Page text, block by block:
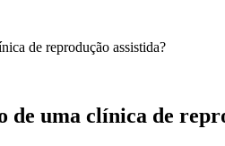
de reprodução assistida?
de uma clínica de